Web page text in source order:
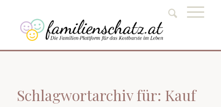
Schlagwortarchiv für: Kauf